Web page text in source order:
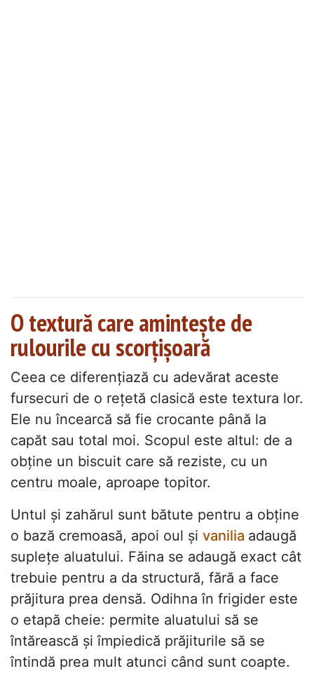
O textură care amintește de
rulourile cu scorțișoară
Ceea ce diferențiază cu adevărat aceste
fursecuri de o rețetă clasică este textura lor.
Ele nu încearcă să fie crocante până la
capăt sau total moi. Scopul este altul: de a
obține un biscuit care să reziste, cu un
centru moale, aproape topitor.
Untul și zahărul sunt bătute pentru a obține
o bază cremoasă, apoi oul și vanilia adaugă
suplețe aluatului. Făina se adaugă exact cât
trebuie pentru a da structură, fără a face
prăjitura prea densă. Odihna în frigider este
o etapă cheie: permite aluatului să se
întărească și împiedică prăjiturile să se
întindă prea mult atunci când sunt coapte.